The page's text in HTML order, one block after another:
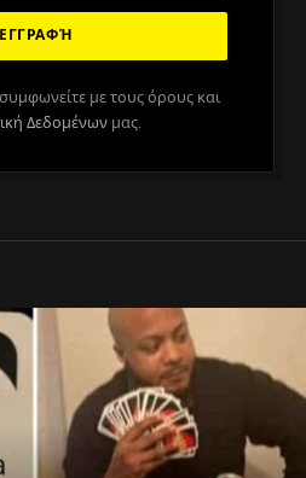
με τους όρους και
Δεδομένων μας.